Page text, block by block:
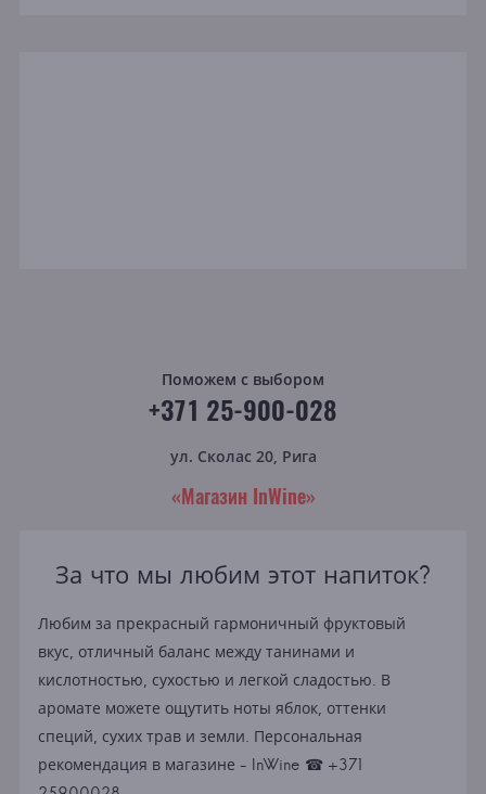
Поможем с выбором
+371 25-900-028
ул. Сколас 20, Рига
«Магазин InWine»
За что мы любим этот напиток?
Любим за прекрасный гармоничный фруктовый
вкус, отличный баланс между танинами и
кислотностью, сухостью и легкой сладостью. В
аромате можете ощутить ноты яблок, оттенки
специй, сухих трав и земли. Персональная
рекомендация в магазине - InWine ☎ +371